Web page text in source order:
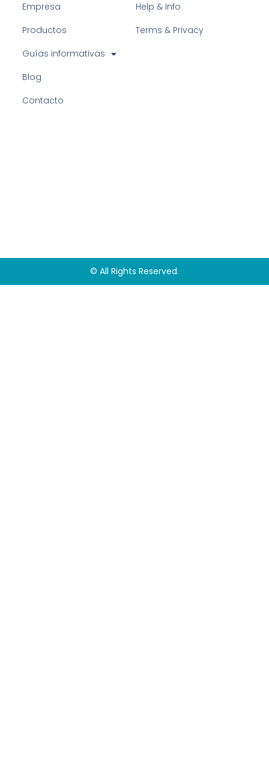
Help & Info
Terms & Privacy
Empresa
Productos
Guías informativas
Blog
Contacto
© All Rights Reserved.